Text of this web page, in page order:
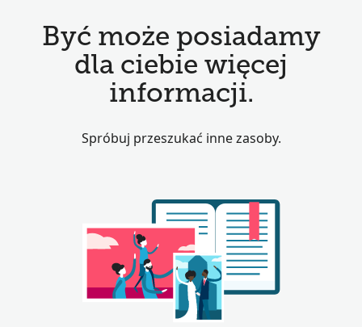
Być może posiadamy
dla ciebie więcej
informacji.
Spróbuj przeszukać inne zasoby.